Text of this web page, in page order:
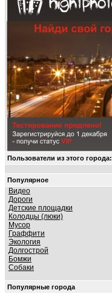
Пользователи из этого города:
Популярное
Видео
Дороги
Детские площадки
Колодцы (люки)
Мусор
Граффити
Экология
Долгострой
Бомжи
Собаки
Популярные города